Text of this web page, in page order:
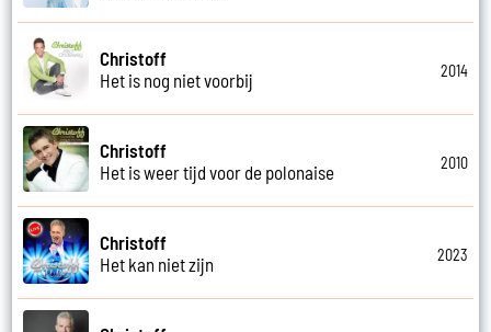
Christoff
Het is nog niet voorbij
2014
Christoff
Het is weer tijd voor de polonaise
2010
Christoff
Het kan niet zijn
2023